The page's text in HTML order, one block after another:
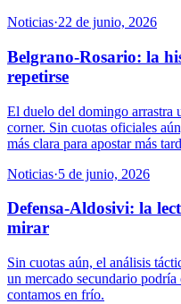
Noticias·22 de junio, 2026
Belgrano-Rosario: la
repetirse
El duelo del domingo arrastra
corner. Sin cuotas oficiales
más clara para apostar más
Noticias·5 de junio, 2026
Defensa-Aldosivi: la
mirar
Sin cuotas aún, el análisis
un mercado secundario
contamos en frío.